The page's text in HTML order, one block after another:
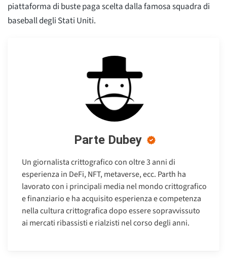
piattaforma di buste paga scelta dalla famosa squadra di
baseball degli Stati Uniti.
Parte Dubey
Un giornalista crittografico con oltre 3 anni di
esperienza in DeFi, NFT, metaverse, ecc. Parth ha
lavorato con i principali media nel mondo crittografico
e finanziario e ha acquisito esperienza e competenza
nella cultura crittografica dopo essere sopravvissuto
ai mercati ribassisti e rialzisti nel corso degli anni.